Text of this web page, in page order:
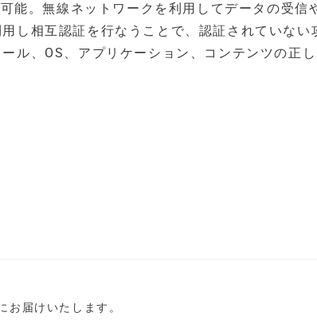
能。無線ネットワークを利用してデータの受信
し相互認証を行なうことで、認証されていない
ル、OS、アプリケーション、コンテンツの正
お届けいたします。